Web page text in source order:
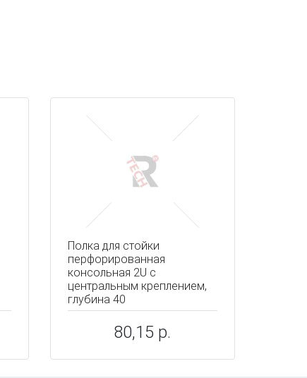
Полка для стойки
перфорированная
консольная 2U с
центральным креплением,
глубина 40
80,15 р.